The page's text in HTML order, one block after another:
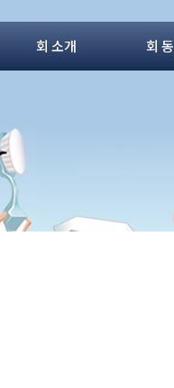
회 소개 회